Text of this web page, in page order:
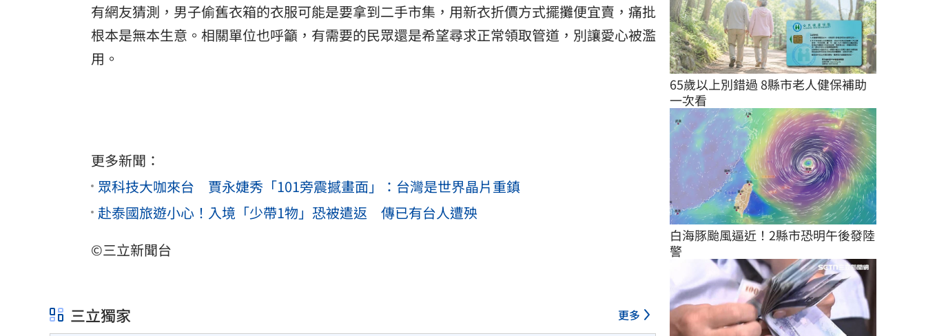
有網友猜測，男子偷舊衣箱的衣服可能是要拿到二手市集，用新衣折價方式擺攤便宜賣，痛批
根本是無本生意。相關單位也呼籲，有需要的民眾還是希望尋求正常領取管道，別讓愛心被濫
用。
更多新聞：
眾科技大咖來台 賈永婕秀「101旁震撼畫面」：台灣是世界晶片重鎮
赴泰國旅遊小心！入境「少帶1物」恐被遣返 傳已有台人遭殃
©三立新聞台
三立獨家 更多
65歲以上別錯過 8縣市老人健保補助
一次看
白海豚颱風逼近！2縣市恐明午後發陸
警